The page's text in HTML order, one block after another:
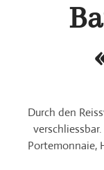
Durch den
Portemonnaie,